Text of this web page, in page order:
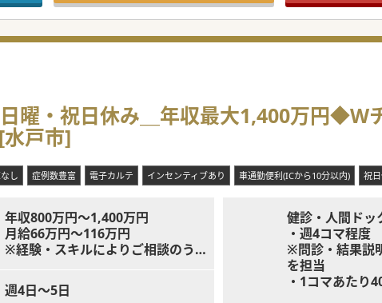
曜・祝日休み＿年収最大1,400万円◆W
戸市]
し 症例数豊富 電子カルテ インセンティブあり 車通勤便利(ICから10分以内) 祝
年収800万円～1,400万円
月給66万円～116万円
※経験・スキルによりご相談のうえ
週4日～5日
健診・人間ドッ
・週4コマ程度
※問診・結果説
を担当
・1コマあたり